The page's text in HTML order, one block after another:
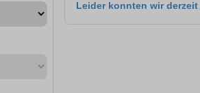
Leider konnten wir